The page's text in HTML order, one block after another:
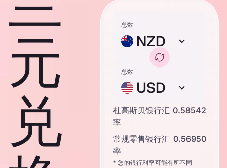
元
兑
总数
NZD
总数
USD
杜高斯贝银行汇
率
0.58542
常规零售银行汇
率
0.56950
* 您的银行利率可能有所不同